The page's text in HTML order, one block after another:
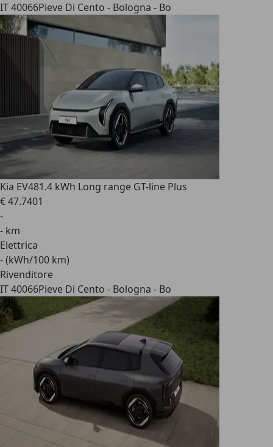
IT 40066Pieve Di Cento - Bologna - Bo
Kia EV481.4 kWh Long range GT-line Plus
€ 47.7401
-
- km
Elettrica
- (kWh/100 km)
Rivenditore
IT 40066Pieve Di Cento - Bologna - Bo